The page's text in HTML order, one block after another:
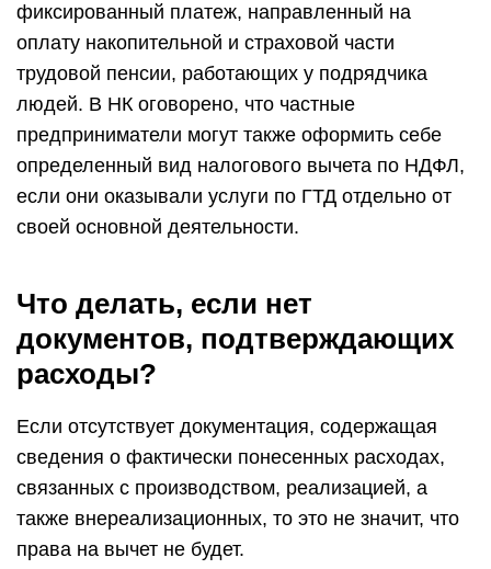
фиксированный платеж, направленный на
оплату накопительной и страховой части
трудовой пенсии, работающих у подрядчика
людей. В НК оговорено, что частные
предприниматели могут также оформить себе
определенный вид налогового вычета по НДФЛ,
если они оказывали услуги по ГТД отдельно от
своей основной деятельности.
Что делать, если нет
документов, подтверждающих
расходы?
Если отсутствует документация, содержащая
сведения о фактически понесенных расходах,
связанных с производством, реализацией, а
также внереализационных, то это не значит, что
права на вычет не будет.